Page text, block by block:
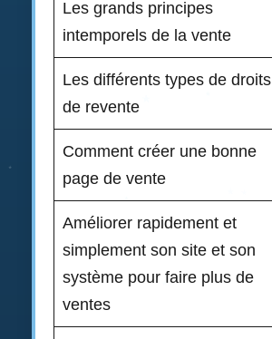
Les grands principes
intemporels de la vente
Les différents types de droits
de revente
Comment créer une bonne
page de vente
Améliorer rapidement et
simplement son site et son
système pour faire plus de
ventes